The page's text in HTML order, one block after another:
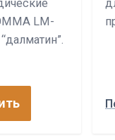
LM-